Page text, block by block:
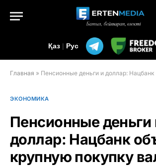
Қаз | Рус
Главная » Пенсионные деньги и доллар: Нацбанк объяснил
ЭКОНОМИКА
Пенсионные деньги
доллар: Нацбанк
крупную покупку